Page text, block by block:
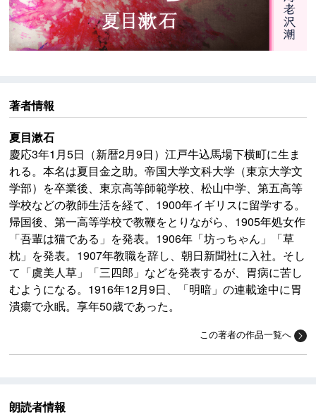
著者情報
夏目漱石
慶応3年1月5日（新暦2月9日）江戸牛込馬場下横町に生ま
れる。本名は夏目金之助。帝国大学文科大学（東京大学文
学部）を卒業後、東京高等師範学校、松山中学、第五高等
学校などの教師生活を経て、1900年イギリスに留学する。
帰国後、第一高等学校で教鞭をとりながら、1905年処女作
「吾輩は猫である」を発表。1906年「坊っちゃん」「草
枕」を発表。1907年教職を辞し、朝日新聞社に入社。そし
て「虞美人草」「三四郎」などを発表するが、胃病に苦し
むようになる。1916年12月9日、「明暗」の連載途中に胃
潰瘍で永眠。享年50歳であった。
この著者の作品一覧へ
朗読者情報